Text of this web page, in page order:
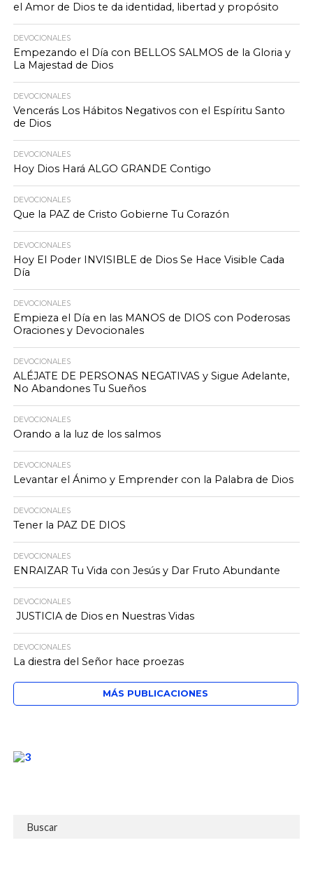
el Amor de Dios te da identidad, libertad y propósito
DEVOCIONALES
Empezando el Día con BELLOS SALMOS de la Gloria y
La Majestad de Dios
DEVOCIONALES
Vencerás Los Hábitos Negativos con el Espíritu Santo
de Dios
DEVOCIONALES
Hoy Dios Hará ALGO GRANDE Contigo
DEVOCIONALES
Que la PAZ de Cristo Gobierne Tu Corazón
DEVOCIONALES
Hoy El Poder INVISIBLE de Dios Se Hace Visible Cada
Día
DEVOCIONALES
Empieza el Día en las MANOS de DIOS con Poderosas
Oraciones y Devocionales
DEVOCIONALES
ALÉJATE DE PERSONAS NEGATIVAS y Sigue Adelante,
No Abandones Tu Sueños
DEVOCIONALES
Orando a la luz de los salmos
DEVOCIONALES
Levantar el Ánimo y Emprender con la Palabra de Dios
DEVOCIONALES
Tener la PAZ DE DIOS
DEVOCIONALES
ENRAIZAR Tu Vida con Jesús y Dar Fruto Abundante
DEVOCIONALES
JUSTICIA de Dios en Nuestras Vidas
DEVOCIONALES
La diestra del Señor hace proezas
MÁS PUBLICACIONES